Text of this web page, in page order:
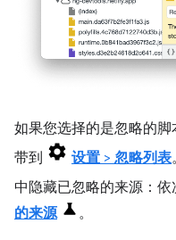
如果您选择的是忽略的脚
带到
设置 > 忽略列表
中隐藏已忽略的来源：依
的来源
。